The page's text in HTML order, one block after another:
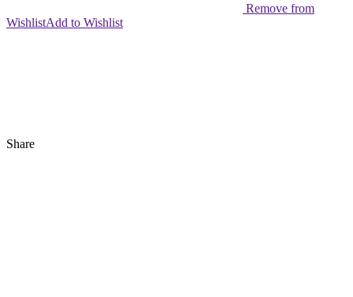
Remove from
WishlistAdd to Wishlist
Share